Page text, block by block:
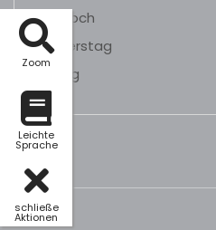
Zoom
Leichte
Sprache
schließe
Aktionen
Mittwoch
Donnerstag
Freitag